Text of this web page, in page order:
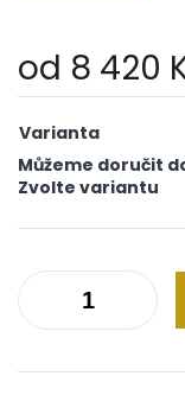
od 8 420
cena:
Varianta
Můžeme doručit
Zvolte variantu